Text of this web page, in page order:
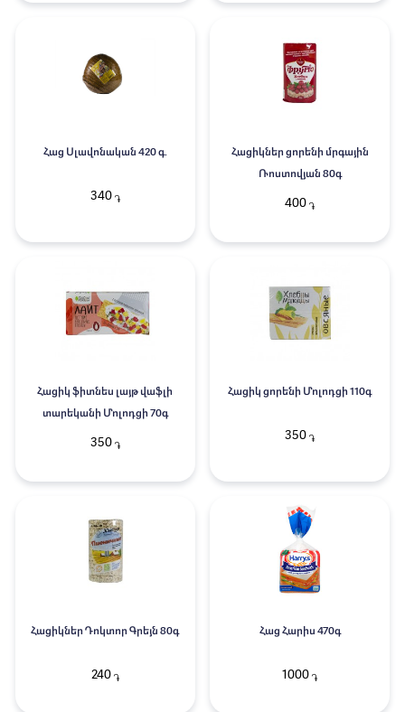
Հաց Սլավոնական 420 գ.
340֏
Հացիկներ ցորենի մրգային
Ռոստովյան 80գ
400 ֏
Հացիկ ֆիտնես լայթ վաֆլի
տարեկանի Մոլոդցի 70գ
350֏
Հացիկ ցորենի Մոլոդցի 110գ
350 ֏
Հացիկներ Դոկտոր Գրեյն 80գ
240֏
Հաց Հարիս 470գ
1000 ֏